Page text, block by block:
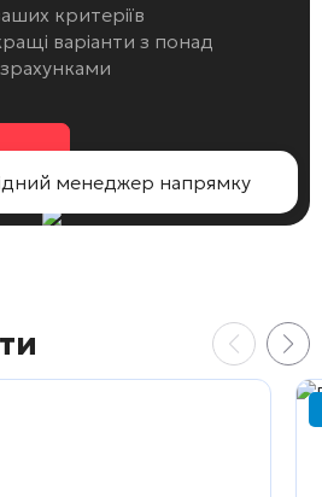
критеріїв
варіанти з понад
менеджер напрямку